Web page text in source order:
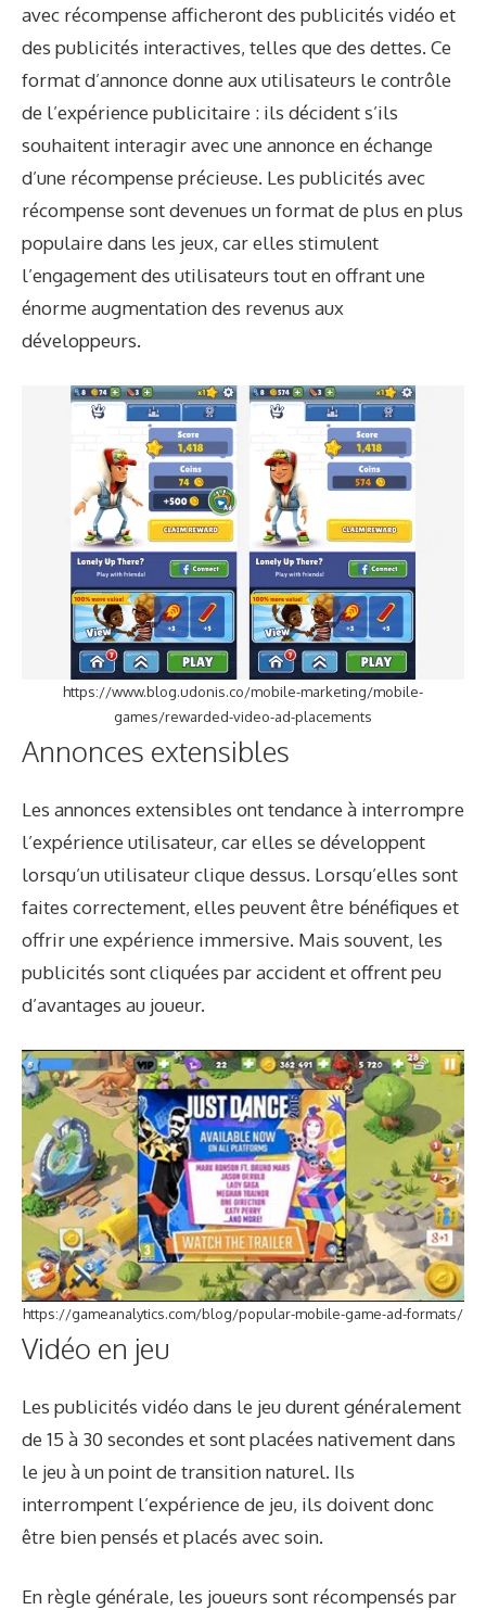
avec récompense afficheront des publicités vidéo et
des publicités interactives, telles que des dettes. Ce
format d’annonce donne aux utilisateurs le contrôle
de l’expérience publicitaire : ils décident s’ils
souhaitent interagir avec une annonce en échange
d’une récompense précieuse. Les publicités avec
récompense sont devenues un format de plus en plus
populaire dans les jeux, car elles stimulent
l’engagement des utilisateurs tout en offrant une
énorme augmentation des revenus aux
développeurs.
https://www.blog.udonis.co/mobile-marketing/mobile-
games/rewarded-video-ad-placements
Annonces extensibles
Les annonces extensibles ont tendance à interrompre
l’expérience utilisateur, car elles se développent
lorsqu’un utilisateur clique dessus. Lorsqu’elles sont
faites correctement, elles peuvent être bénéfiques et
offrir une expérience immersive. Mais souvent, les
publicités sont cliquées par accident et offrent peu
d’avantages au joueur.
https://gameanalytics.com/blog/popular-mobile-game-ad-formats/
Vidéo en jeu
Les publicités vidéo dans le jeu durent généralement
de 15 à 30 secondes et sont placées nativement dans
le jeu à un point de transition naturel. Ils
interrompent l’expérience de jeu, ils doivent donc
être bien pensés et placés avec soin.
En règle générale, les joueurs sont récompensés par